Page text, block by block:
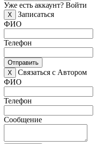
Уже есть аккаунт? Войти
X
Записаться
ФИО
Телефон
Отправить
X
Связаться с Автором
ФИО
Телефон
Сообщение